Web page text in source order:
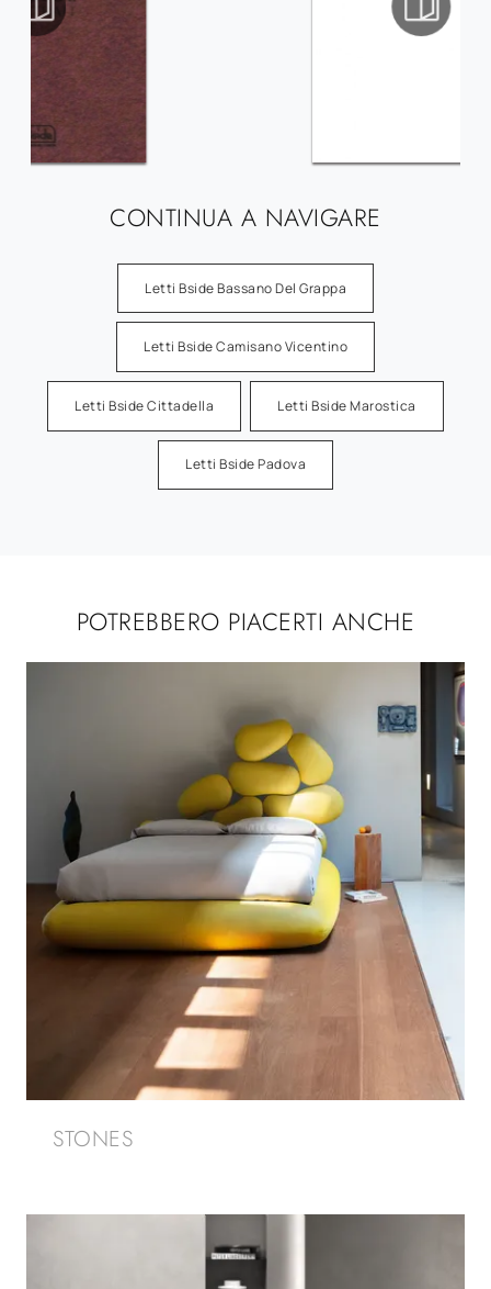
CONTINUA A NAVIGARE
Letti Bside Bassano Del Grappa
Letti Bside Camisano Vicentino
Letti Bside Cittadella Letti Bside Marostica
Letti Bside Padova
POTREBBERO PIACERTI ANCHE
STONES